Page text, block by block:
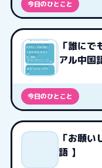
今日のひとこと
「誰に
アル中国
今日のひとこと
「お願
語 】